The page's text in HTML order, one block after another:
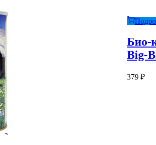
Био-
Big-
379 ₽